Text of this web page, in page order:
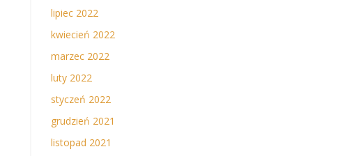
lipiec 2022
kwiecień 2022
marzec 2022
luty 2022
styczeń 2022
grudzień 2021
listopad 2021